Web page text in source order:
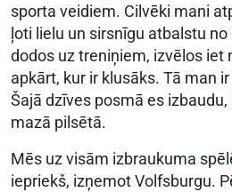
sporta veidiem. Cilvēki mani
ļoti lielu un sirsnīgu atbalstu
dodos uz treniņiem, izvēlos iet
apkārt, kur ir klusāks. Tā man
Šajā dzīves posmā es
mazā pilsētā.
Mēs uz visām izbraukuma
iepriekš, izņemot Volfsburgu.